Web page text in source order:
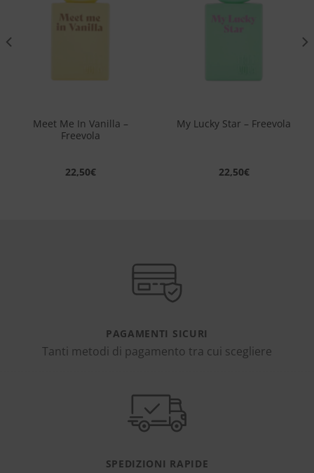
Meet Me In Vanilla –
Freevola
22,50€
My Lucky Star – Freevola
22,50€
PAGAMENTI SICURI
Tanti metodi di pagamento tra cui scegliere
SPEDIZIONI RAPIDE